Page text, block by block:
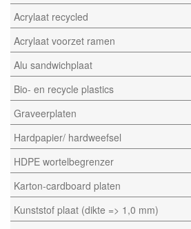
Acrylaat recycled
Acrylaat voorzet ramen
Alu sandwichplaat
Bio- en recycle plastics
Graveerplaten
Hardpapier/ hardweefsel
HDPE wortelbegrenzer
Karton-cardboard platen
Kunststof plaat (dikte => 1,0 mm)